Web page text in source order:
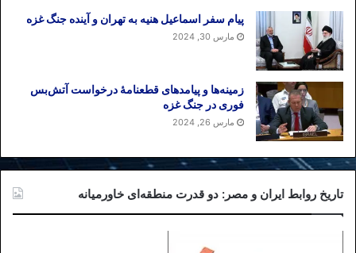
پیام سفر اسماعیل هنیه به تهران و آینده جنگ غزه
مارس 30, 2024
زمینه‌ها و پیامدهای قطعنامهٔ درخواست آتش‌بس
فوری در جنگ غزه
مارس 26, 2024
تاریخ روابط ایران و مصر: دو قدرت منطقه‌ای خاورمیانه